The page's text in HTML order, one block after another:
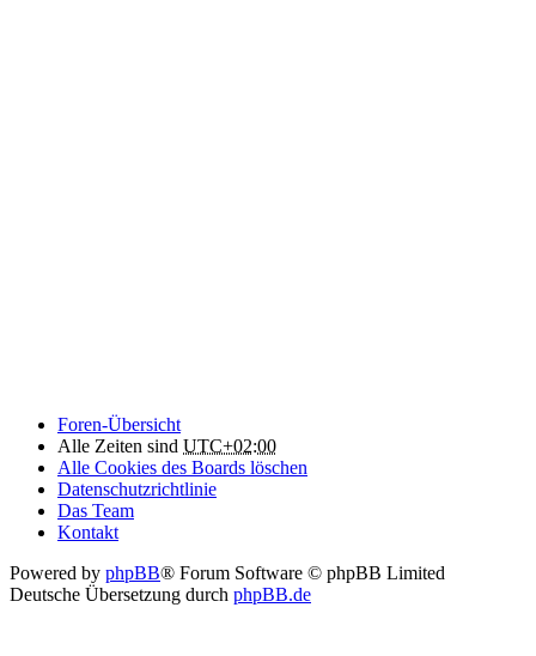
Foren-Übersicht
Alle Zeiten sind UTC+02:00
Alle Cookies des Boards löschen
Datenschutzrichtlinie
Das Team
Kontakt
Powered by phpBB® Forum Software © phpBB Limited
Deutsche Übersetzung durch phpBB.de